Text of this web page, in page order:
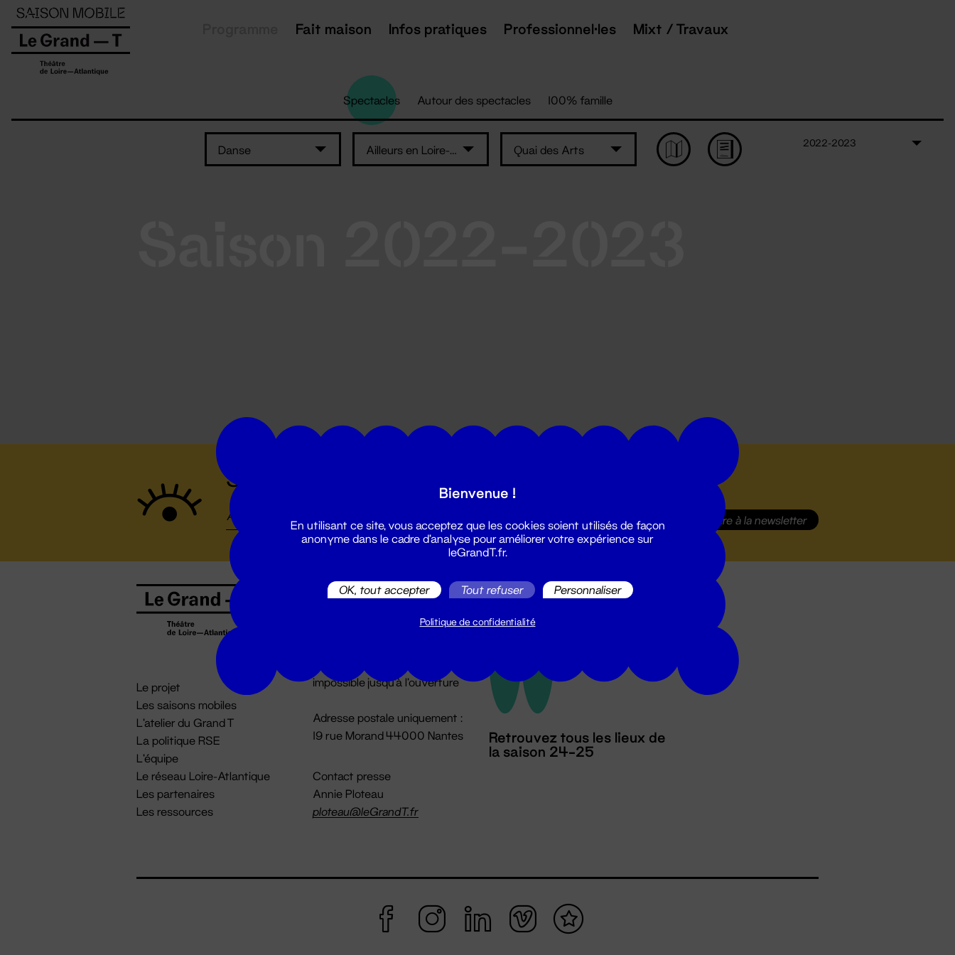
Fait maison Infos pratiques Professionnel·les Mixt / Travaux
Spectacles Autour des spectacles 100% famille
Danse Ailleurs en Loire-Atlantique Quai des Arts
2022-2023
Suivez toutes les actualités du Grand T :
S'inscrire à la newsletter
Le projet
Les saisons mobiles
L'atelier du Grand T
La politique RSE
L'équipe
Le réseau Loire-Atlantique
Les partenaires
Les ressources
Billetterie
billetterie@leGrandT.fr
impossible jusqu'à l'ouverture
Adresse postale uniquement :
19 rue Morand 44000 Nantes
Contact presse
Annie Ploteau
ploteau@leGrandT.fr
Retrouvez tous les lieux de
la saison 24-25
Panneau de gestion des cookies
Bienvenue !
En utilisant ce site, vous acceptez que les cookies soient utilisés de façon
anonyme dans le cadre d'analyse pour améliorer votre expérience sur
leGrandT.fr.
OK, tout accepter Tout refuser Personnaliser
Politique de confidentialité